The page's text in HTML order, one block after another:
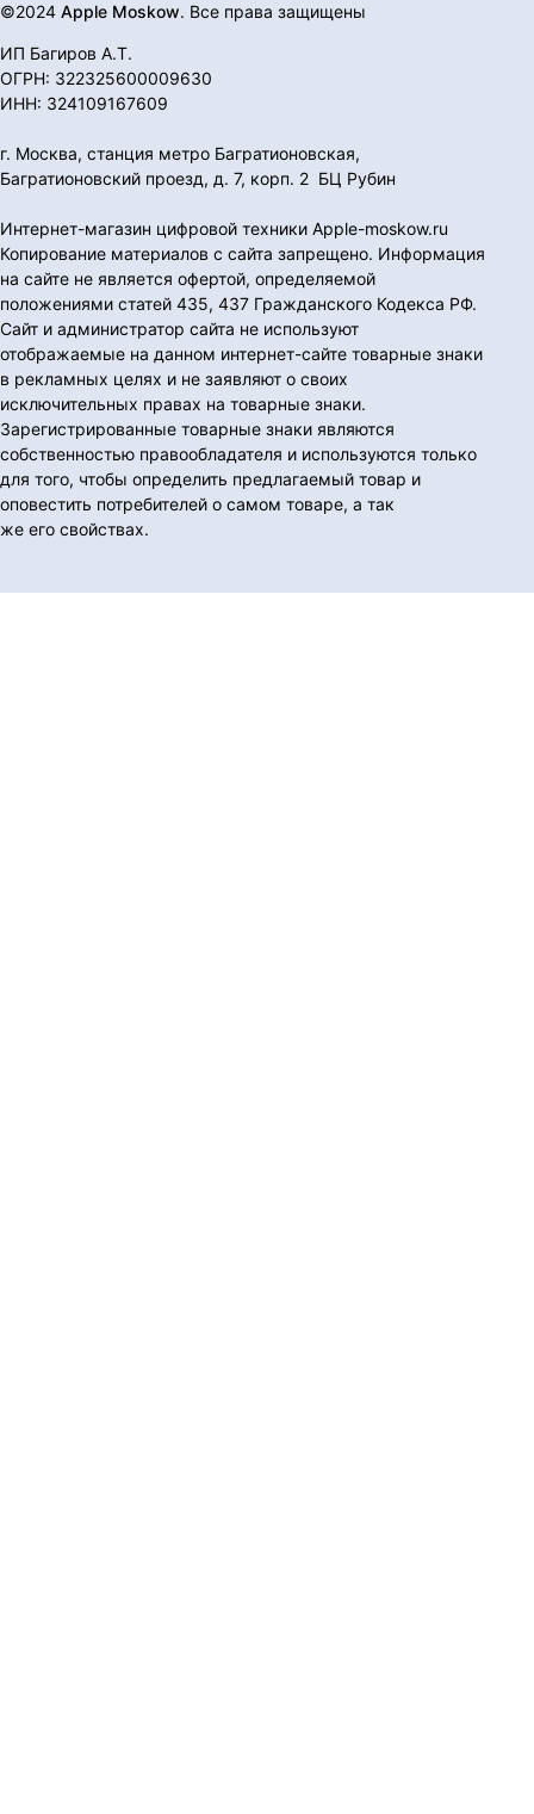
©2024 Apple Moskow. Все права защищены
ИП Багиров А.Т.
ОГРН: 322325600009630
ИНН: 324109167609
г. Москва, станция метро Багратионовская,
Багратионовский проезд, д. 7, корп. 2 БЦ Рубин
Интернет-магазин цифровой техники Apple-moskow.ru
Копирование материалов с сайта запрещено. Информация
на сайте не является офертой, определяемой
положениями статей 435, 437 Гражданского Кодекса РФ.
Сайт и администратор сайта не используют
отображаемые на данном интернет-сайте товарные знаки
в рекламных целях и не заявляют о своих
исключительных правах на товарные знаки.
Зарегистрированные товарные знаки являются
собственностью правообладателя и используются только
для того, чтобы определить предлагаемый товар и
оповестить потребителей о самом товаре, а так
же его свойствах.